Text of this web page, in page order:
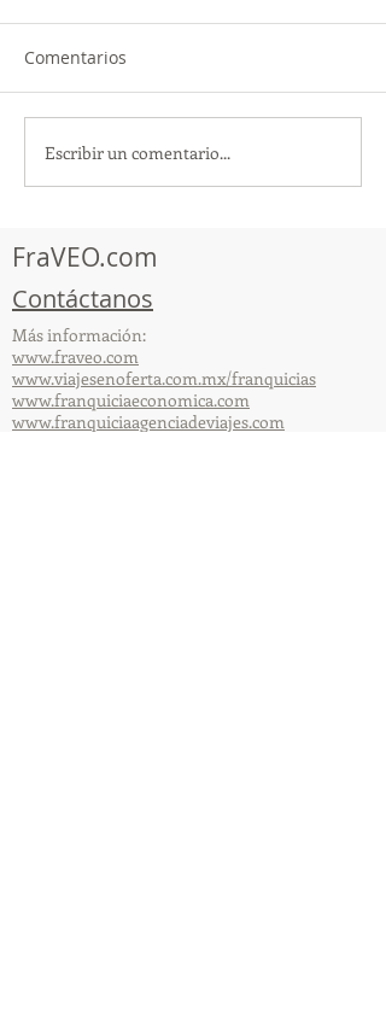
TourTravelynByFraveo
participó en la
Comentarios
Escribir un comentario...
FraVEO.com
Contáctanos
Más información:
www.fraveo.com
www.viajesenoferta.com.mx/franquicias
www.franquiciaeconomica.com
www.franquiciaagenciadeviajes.com